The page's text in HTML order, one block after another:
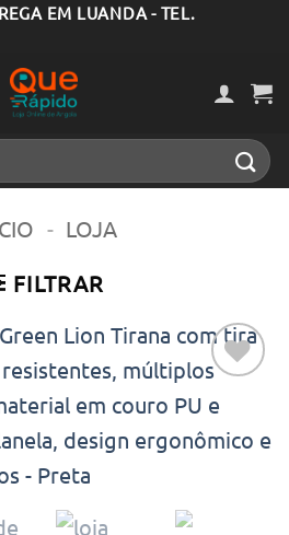
EM LUANDA - TEL.
- LOJA
FILTRAR
Adicionar
aos meus
desejos